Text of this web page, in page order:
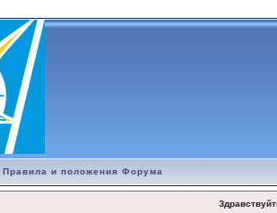
Правила и положения Форума